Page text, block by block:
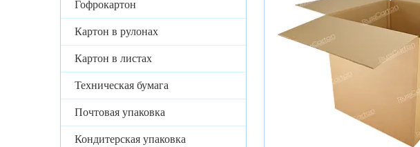
Гофрокартон
Картон в рулонах
Картон в листах
Техническая бумага
Почтовая упаковка
Кондитерская упаковка